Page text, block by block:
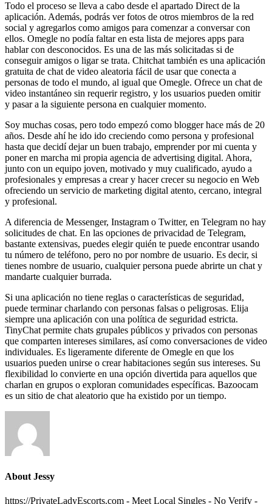
Todo el proceso se lleva a cabo desde el apartado Direct de la
aplicación. Además, podrás ver fotos de otros miembros de la red
social y agregarlos como amigos para comenzar a conversar con
ellos. Omegle no podía faltar en esta lista de mejores apps para
hablar con desconocidos. Es una de las más solicitadas si de
conseguir amigos o ligar se trata. Chitchat también es una aplicación
gratuita de chat de video aleatoria fácil de usar que conecta a
personas de todo el mundo, al igual que Omegle. Ofrece un chat de
video instantáneo sin requerir registro, y los usuarios pueden omitir
y pasar a la siguiente persona en cualquier momento.
Soy muchas cosas, pero todo empezó como blogger hace más de 20
años. Desde ahí he ido ido creciendo como persona y profesional
hasta que decidí dejar un buen trabajo, emprender por mi cuenta y
poner en marcha mi propia agencia de advertising digital. Ahora,
junto con un equipo joven, motivado y muy cualificado, ayudo a
profesionales y empresas a crear y hacer crecer su negocio en Web
ofreciendo un servicio de marketing digital atento, cercano, integral
y profesional.
A diferencia de Messenger, Instagram o Twitter, en Telegram no hay
solicitudes de chat. En las opciones de privacidad de Telegram,
bastante extensivas, puedes elegir quién te puede encontrar usando
tu número de teléfono, pero no por nombre de usuario. Es decir, si
tienes nombre de usuario, cualquier persona puede abrirte un chat y
mandarte cualquier burrada.
Si una aplicación no tiene reglas o características de seguridad,
puede terminar charlando con personas falsas o peligrosas. Elija
siempre una aplicación con una política de seguridad estricta.
TinyChat permite chats grupales públicos y privados con personas
que comparten intereses similares, así como conversaciones de video
individuales. Es ligeramente diferente de Omegle en que los
usuarios pueden unirse o crear habitaciones según sus intereses. Su
flexibilidad lo convierte en una opción divertida para aquellos que
charlan en grupos o exploran comunidades específicas. Bazoocam
es un sitio de chat aleatorio que ha existido por un tiempo.
About Jessy
https://PrivateLadyEscorts.com - Meet Local Singles - No Verify -